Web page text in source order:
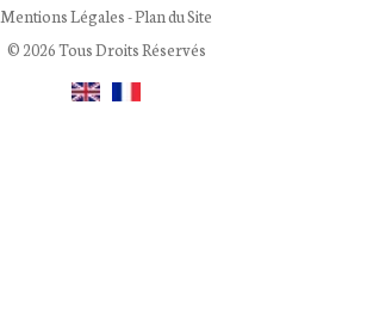
Mentions Légales-Plan du Site
© 2026 Tous Droits Réservés